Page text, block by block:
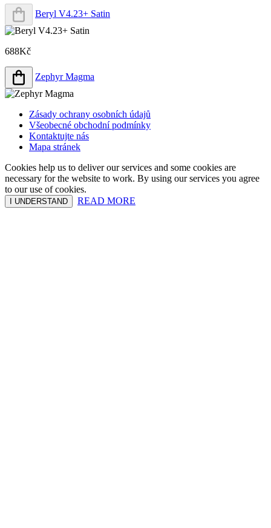
Beryl V4.23+ Satin
688Kč
Zephyr Magma
Zásady ochrany osobních údajů
Všeobecné obchodní podmínky
Kontaktujte nás
Mapa stránek
Cookies help us to deliver our services and some cookies are
necessary for the website to work. By using our services you agree
to our use of cookies.
I UNDERSTAND READ MORE